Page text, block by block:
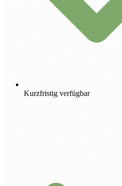
Kurzfristig verfügbar